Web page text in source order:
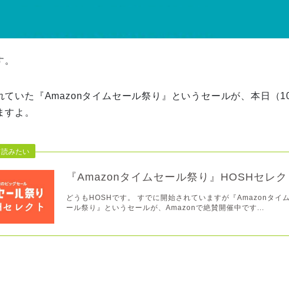
ていた『Amazonタイムセール祭り』というセールが、本日（
よ。
『Amazonタイムセール祭り』HOSHセレク
どうもHOSHです。 すでに開始されていますが『Amazonタイ
ール祭り』というセールが、Amazonで絶賛開催中です...